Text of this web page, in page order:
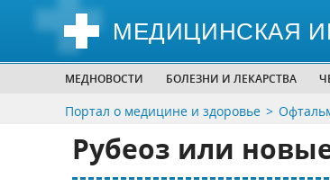
МЕДИЦИНСКАЯ
МЕДНОВОСТИ БОЛЕЗНИ И ЛЕКАРСТВА
Портал о медицине и здоровье
Рубеоз или